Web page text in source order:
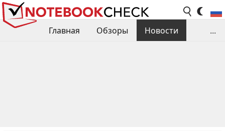
Главная Обзоры
Новости
...